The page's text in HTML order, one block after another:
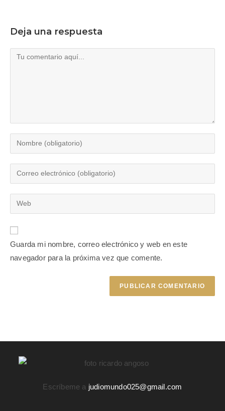
Deja una respuesta
Guarda mi nombre, correo electrónico y web en este
navegador para la próxima vez que comente.
Escríbeme a judiomundo025@gmail.com